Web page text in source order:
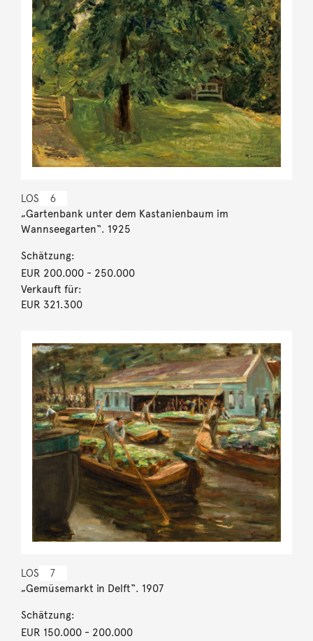
LOS 6
„Gartenbank unter dem Kastanienbaum im
Wannseegarten“. 1925
Schätzung:
EUR 200.000- 250.000
Verkauft für:
EUR 321.300
LOS 7
„Gemüsemarkt in Delft“. 1907
Schätzung:
EUR 150.000- 200.000